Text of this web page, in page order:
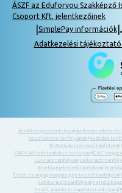
ÁSZF az Eduforyou Szakképző
Csoport Kft. jelentkezőinek
SimplePay információk|
Adatkezelési tájékoztató
Ácsállványozó tanfolyam| Adótanácsadó
Asszisztens tanfolyamok Asztalos
Biztonságszervező tanfolyam|
CAD-CAM informatikus tanfolyam| CNC
Cukrász tanfolyam| Dekoratőr
Emelőgép-kezelő tanfolyam
Építő- és anyagmozgató gép kezelő tanfolyam
Fakitermelő tanfolyam
Festő, mázoló és tapétázó tanfolyam